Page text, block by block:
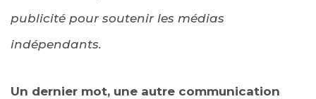
publicité pour soutenir les médias
indépendants.
Un dernier mot, une autre communication